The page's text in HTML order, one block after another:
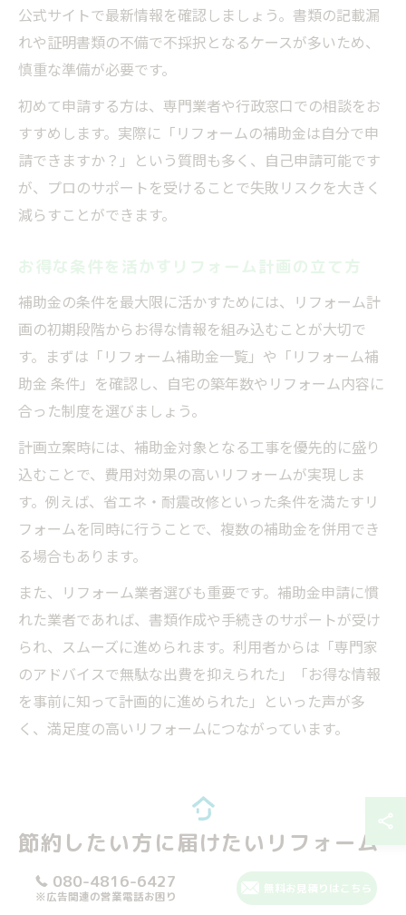
公式サイトで最新情報を確認しましょう。書類の記載漏
れや証明書類の不備で不採択となるケースが多いため、
慎重な準備が必要です。
初めて申請する方は、専門業者や行政窓口での相談をお
すすめします。実際に「リフォームの補助金は自分で申
請できますか？」という質問も多く、自己申請可能です
が、プロのサポートを受けることで失敗リスクを大きく
減らすことができます。
お得な条件を活かすリフォーム計画の立て方
補助金の条件を最大限に活かすためには、リフォーム計
画の初期段階からお得な情報を組み込むことが大切で
す。まずは「リフォーム補助金一覧」や「リフォーム補
助金 条件」を確認し、自宅の築年数やリフォーム内容に
合った制度を選びましょう。
計画立案時には、補助金対象となる工事を優先的に盛り
込むことで、費用対効果の高いリフォームが実現しま
す。例えば、省エネ・耐震改修といった条件を満たすリ
フォームを同時に行うことで、複数の補助金を併用でき
る場合もあります。
また、リフォーム業者選びも重要です。補助金申請に慣
れた業者であれば、書類作成や手続きのサポートが受け
られ、スムーズに進められます。利用者からは「専門家
のアドバイスで無駄な出費を抑えられた」「お得な情報
を事前に知って計画的に進められた」といった声が多
く、満足度の高いリフォームにつながっています。
節約したい方に届けたいリフォーム
お得情報特集
080-4816-6427
※広告関連の営業電話お困り
無料お見積りはこちら